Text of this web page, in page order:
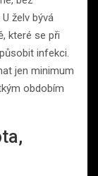
želv bývá
které se při
infekci.
jen minimum
obdobím